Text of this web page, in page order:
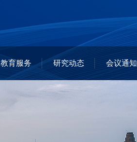
教育服务 研究动态 会议通知